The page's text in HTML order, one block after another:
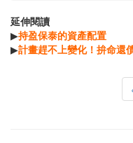
延伸閱讀
▶持盈保泰的資產配置
▶計畫趕不上變化！拚命還